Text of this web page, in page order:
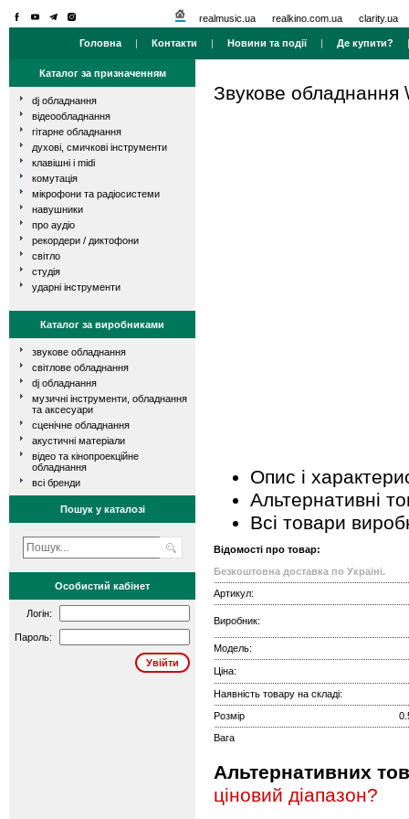
realmusic.ua realkino.com.ua clarity.ua
Головна | Контакти | Новини та події| Де купити?
Каталог за призначенням
dj обладнання
відеообладнання
гітарне обладнання
духові, смичкові інструменти
клавішні і midi
комутація
мікрофони та радіосистеми
навушники
про аудіо
рекордери / диктофони
світло
студія
ударні інструменти
Каталог за виробниками
звукове обладнання
світлове обладнання
dj обладнання
музичні інструменти, обладнання
та аксесуари
сценічне обладнання
акустичні матеріали
відео та кінопроекційне
обладнання
всі бренди
Пошук у каталозі
Особистий кабінет
Логін:
Пароль:
Звукове обладнання
Опис і
Альтернативні
Всі товари
Відомості про товар:
Безкоштовна доставка по Україні.
Артикул:
Виробник:
Модель:
Ціна:
Наявність товару на складі:
Розмір
Вага
Альтернативних
ціновий діапазон?